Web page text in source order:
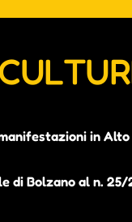
in
di Bolzano al n. 25/